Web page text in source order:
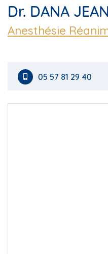
Dr. DANA
Anesthésie
05 57 81 29 40